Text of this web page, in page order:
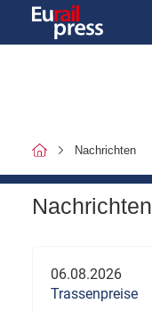
Nachrichten
Nachrichten
06.08.2026
Trassenpreise